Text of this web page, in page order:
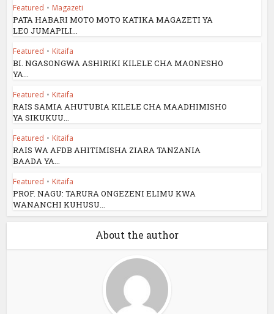
Featured • Magazeti
PATA HABARI MOTO MOTO KATIKA MAGAZETI YA
LEO JUMAPILI...
Featured • Kitaifa
BI. NGASONGWA ASHIRIKI KILELE CHA MAONESHO
YA...
Featured • Kitaifa
RAIS SAMIA AHUTUBIA KILELE CHA MAADHIMISHO
YA SIKUKUU...
Featured • Kitaifa
RAIS WA AFDB AHITIMISHA ZIARA TANZANIA
BAADA YA...
Featured • Kitaifa
PROF. NAGU: TARURA ONGEZENI ELIMU KWA
WANANCHI KUHUSU...
About the author